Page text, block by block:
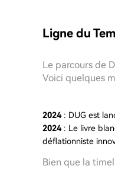
Ligne du
Le parcours de
Voici quelques
2024: DUG est
2024: Le livre
déflationniste
Bien que la